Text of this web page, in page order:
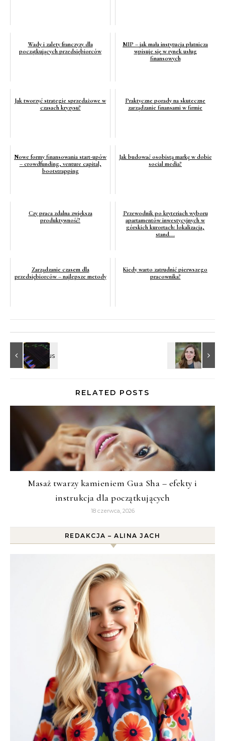
Wady i zalety franczyzy dla
początkujących przedsiębiorców
MIP – jak mała instytucja płatnicza
wpisuje się w rynek usług
finansowych
Jak tworzyć strategie sprzedażowe w
czasach kryzysu?
Praktyczne porady na skuteczne
zarządzanie finansami w firmie
Nowe formy finansowania start-upów
– crowdfunding, venture capital,
bootstrapping
Jak budować osobistą markę w dobie
social media?
Czy praca zdalna zwiększa
produktywność?
Przewodnik po kryteriach wyboru
apartamentów inwestycyjnych w
górskich kurortach: lokalizacja,
stand...
Zarządzanie czasem dla
przedsiębiorców – najlepsze metody
Kiedy warto zatrudnić pierwszego
pracownika?
RELATED POSTS
Masaż twarzy kamieniem Gua Sha – efekty i
instrukcja dla początkujących
18 czerwca, 2026
REDAKCJA – ALINA JACH